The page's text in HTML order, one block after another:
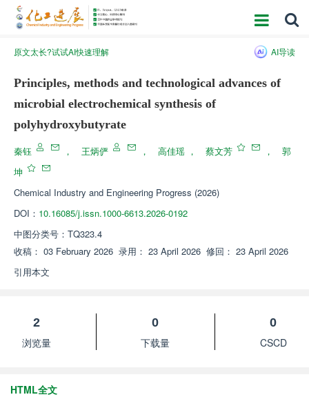
原文太长?试试AI快速理解 AI导读
Principles, methods and technological advances of
microbial electrochemical synthesis of
polyhydroxybutyrate
秦钰 ， 王炳俨 ， 高佳瑶 ， 蔡文芳 ，
郭
坤
Chemical Industry and Engineering Progress (2026)
DOI： 10.16085/j.issn.1000-6613.2026-0192
中图分类号： TQ323.4
收稿： 03 February 2026 录用： 23 April 2026 修回： 23 April 2026
引用本文
2
浏览量
0
下载量
0
CSCD
HTML全文